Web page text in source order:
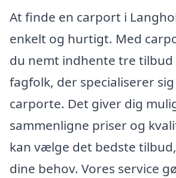
At finde en carport i
enkelt og hurtigt. Med
du nemt indhente tre tilbud
fagfolk, der specialiserer
carporte. Det giver dig
sammenligne priser og
kan vælge det bedste
dine behov. Vores service